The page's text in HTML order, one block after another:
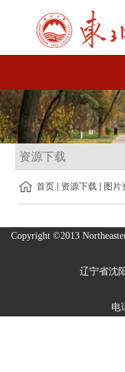
资源下载
首页 资源下载 图片
Copyright ©2013
辽宁省沈
电